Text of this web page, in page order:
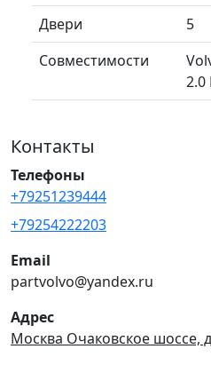
Двери
5
Совместимости
2.0
Контакты
Телефоны
+79251239444
+79254222203
Email
partvolvo@yandex.ru
Адрес
Москва Очаковское шоссе,